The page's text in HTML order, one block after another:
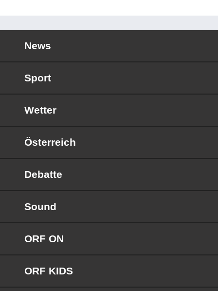
News
Sport
Wetter
Österreich
Debatte
Sound
ORF ON
ORF KIDS